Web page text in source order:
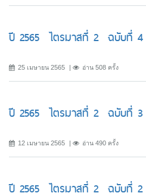
ปี 2565 ไตรมาสที่ 2 ฉบับที่ 4
25 เมษายน 2565 อ่าน 508 ครั้ง
ปี 2565 ไตรมาสที่ 2 ฉบับที่ 3
12 เมษายน 2565 อ่าน 490 ครั้ง
ปี 2565 ไตรมาสที่ 2 ฉบับที่ 2